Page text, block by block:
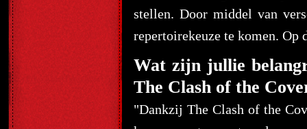
stellen. Door middel van
repertoirekeuze te komen.
Wat zijn jullie
The Clash of the
"Dankzij The Clash of the